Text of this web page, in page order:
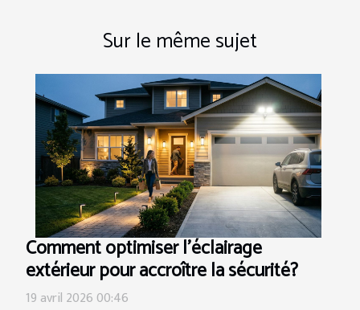
Sur le même sujet
Comment optimiser l'éclairage
extérieur pour accroître la sécurité?
19 avril 2026 00:46